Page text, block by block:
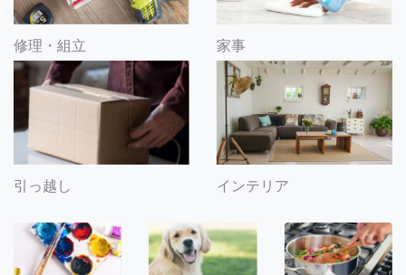
修理・組立 家事
引っ越し インテリア